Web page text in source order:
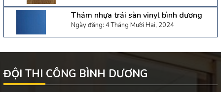
Thảm nhựa trải sàn vinyl bình dương
Ngày đăng: 4 Tháng Mười Hai, 2024
ĐỘI THI CÔNG BÌNH DƯƠNG